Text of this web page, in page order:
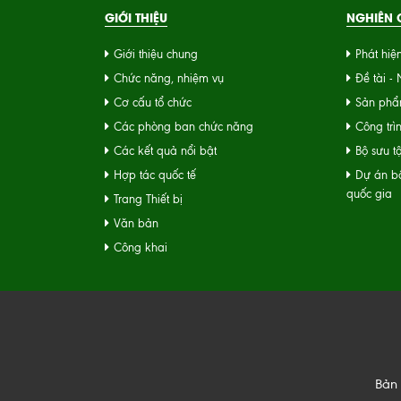
GIỚI THIỆU
Giới thiệu chung
Chức năng, nhiệm vụ
Cơ cấu tổ chức
Các phòng ban chức năng
Các kết quả nổi bật
Hợp tác quốc tế
Trang Thiết bị
Văn bản
Công khai
NGHIÊN
Phát
Đề tài -
Sản
Công
Bộ sưu
Dự án
quốc gia